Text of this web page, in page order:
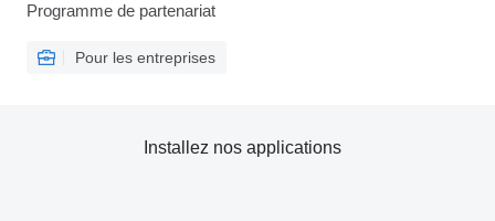
Programme de partenariat
Pour les entreprises
Installez nos applications